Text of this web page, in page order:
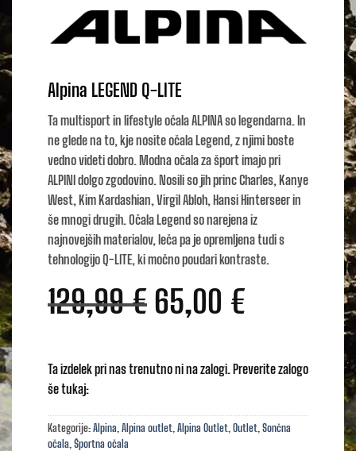
Alpina LEGEND Q-LITE
Ta multisport in lifestyle očala ALPINA so legendarna. In
ne glede na to, kje nosite očala Legend, z njimi boste
vedno videti dobro. Modna očala za šport imajo pri
ALPINI dolgo zgodovino. Nosili so jih princ Charles, Kanye
West, Kim Kardashian, Virgil Abloh, Hansi Hinterseer in
še mnogi drugih. Očala Legend so narejena iz
najnovejših materialov, leča pa je opremljena tudi s
tehnologijo Q-LITE, ki močno poudari kontraste.
129,99€ Izvirna
je
129,99 €.
65,00 €Trenutna
je:
Ta izdelek pri nas trenutno ni na zalogi. Preverite zalogo
še tukaj:
Kategorije:Alpina Alpina outlet Alpina Outlet Outlet Sončna
očala Športna očala